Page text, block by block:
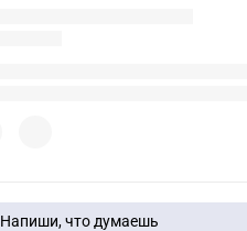
Напиши, что думаешь